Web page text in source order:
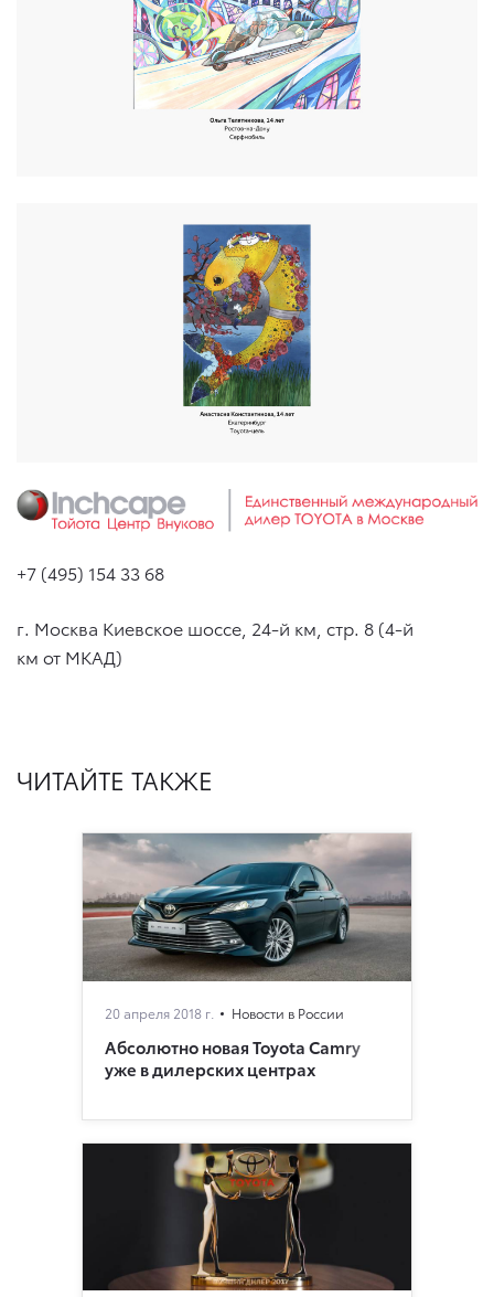
+7 (495) 154 33 68
г. Москва Киевское шоссе, 24-й км, стр. 8 (4-й
км от МКАД)
ЧИТАЙТЕ ТАКЖЕ
20 апреля 2018 г. Новости в России
Абсолютно новая Toyota Camry
уже в дилерских центрах